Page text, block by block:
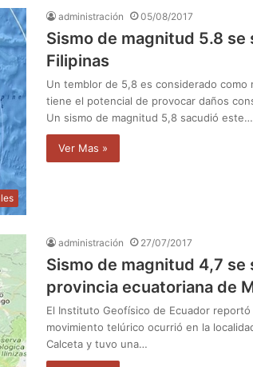
administración 05/08/2017
Sismo de magnitud 5.8 se
Filipinas
Un temblor de 5,8 es considerado como
tiene el potencial de provocar daños
Un sismo de magnitud 5,8 sacudió este…
Ver Mas »
administración 27/07/2017
Sismo de magnitud 4,7 se
provincia ecuatoriana de
El Instituto Geofísico de Ecuador reportó
movimiento telúrico ocurrió en la
Calceta y tuvo una…